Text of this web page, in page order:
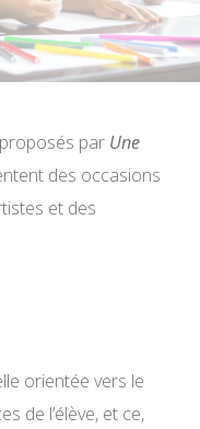
par Une
des occasions
et des
orientée vers le
de l’élève, et ce,